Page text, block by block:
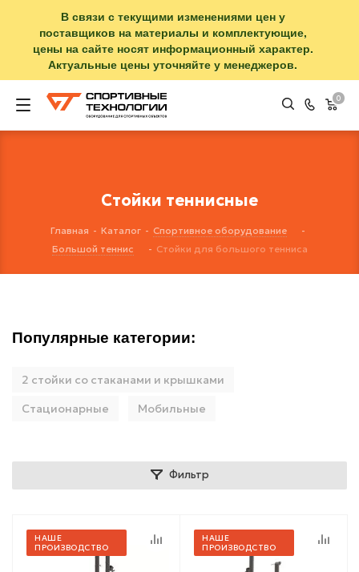
В связи с текущими изменениями цен у
поставщиков на материалы и комплектующие,
цены на сайте носят информационный характер.
Актуальные цены уточняйте у менеджеров.
0
Стойки теннисные
Главная - Каталог - Спортивное оборудование
-
Большой теннис
- Стойки для большого тенниса
Популярные категории:
2 стойки со стаканами и крышками
Стационарные
Мобильные
Фильтр
НАШЕ
ПРОИЗВОДСТВО
НАШЕ
ПРОИЗВОДСТВО